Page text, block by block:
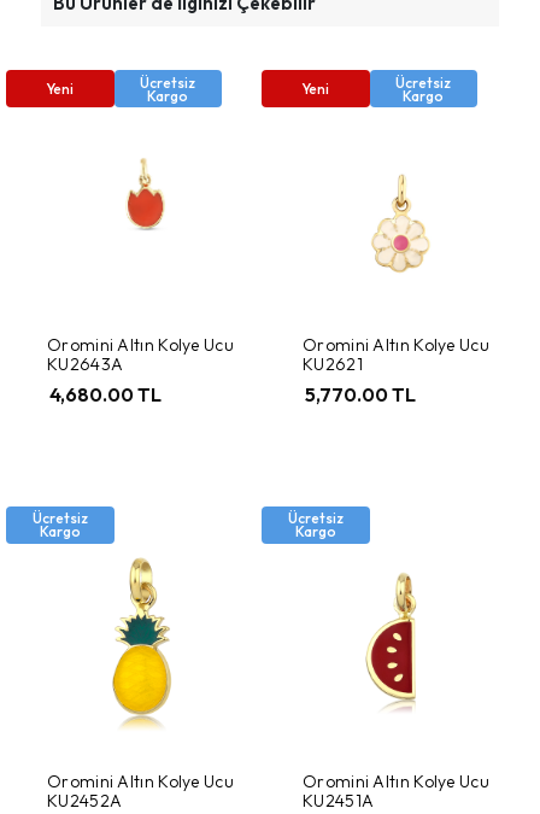
Yeni Ücretsiz
Kargo
Oromini Altın Kolye Ucu
KU2643A
4,680.00 TL
Yeni Ücretsiz
Kargo
Oromini Altın Kolye Ucu
KU2621
5,770.00 TL
Ücretsiz
Kargo
Oromini Altın Kolye Ucu
KU2452A
Ücretsiz
Kargo
Oromini Altın Kolye Ucu
KU2451A